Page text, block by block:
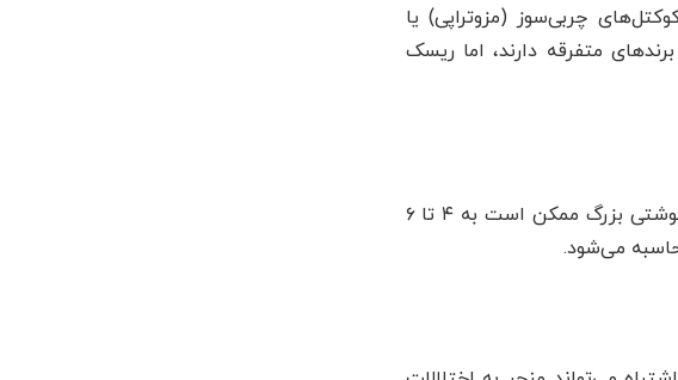
چربی‌سوز (مزوتراپی) یا
متفرقه دارند، اما ریسک
برخلاف فیلر که معمولاً در یک جلسه انجام می‌شود، آنزیم بینی نیازمند تکرار است. یک بینی گوشتی بزرگ ممکن است به ۴ تا ۶
می‌شود.